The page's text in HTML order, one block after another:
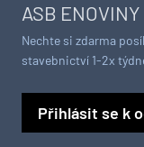
ASB ENOVINY
Nechte si zdarma
stavebnictví 1-2x
Přihlásit se k